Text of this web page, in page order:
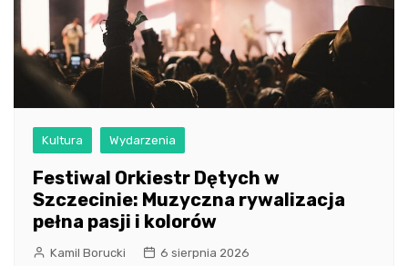
Kultura Wydarzenia
Festiwal Orkiestr Dętych w
Szczecinie: Muzyczna rywalizacja
pełna pasji i kolorów
Kamil Borucki 6 sierpnia 2026